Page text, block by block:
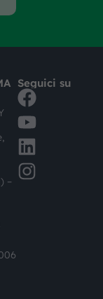
–
Seguici su